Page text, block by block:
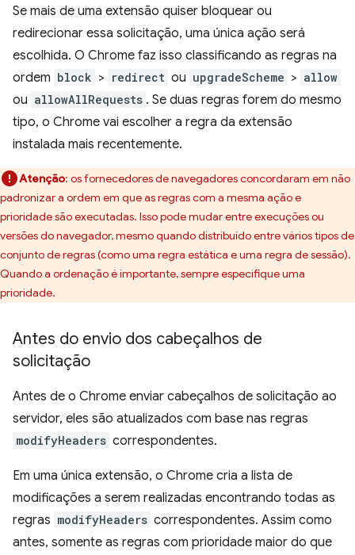
Se mais de uma extensão quiser bloquear ou
redirecionar essa solicitação, uma única ação será
escolhida. O Chrome faz isso classificando as regras na
ordem block > redirect ou upgradeScheme > allow
ou allowAllRequests . Se duas regras forem do mesmo
tipo, o Chrome vai escolher a regra da extensão
instalada mais recentemente.
Atenção: os fornecedores de navegadores concordaram em não
padronizar a ordem em que as regras com a mesma ação e
prioridade são executadas. Isso pode mudar entre execuções ou
versões do navegador, mesmo quando distribuído entre vários tipos de
conjunto de regras (como uma regra estática e uma regra de sessão).
Quando a ordenação é importante, sempre especifique uma
prioridade.
Antes do envio dos cabeçalhos de
solicitação
Antes de o Chrome enviar cabeçalhos de solicitação ao
servidor, eles são atualizados com base nas regras
modifyHeaders correspondentes.
Em uma única extensão, o Chrome cria a lista de
modificações a serem realizadas encontrando todas as
regras modifyHeaders correspondentes. Assim como
antes, somente as regras com prioridade maior do que